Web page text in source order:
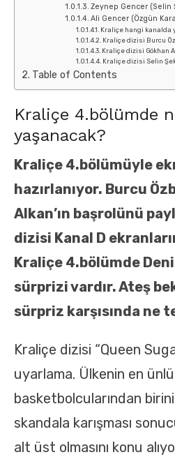
Zeynep Gencer (Selin
Ali Gencer (Özgün
Kraliçe hangi kanalda
Kraliçe dizisi Burcu
Kraliçe dizisi Gökhan
Kraliçe dizisi Selin
Table of Contents
Kraliçe 4.bölümde
yaşanacak?
Kraliçe 4.bölümüyle
hazırlanıyor. Burcu
Alkan’ın başrolünü
dizisi Kanal D
Kraliçe 4.bölümde
sürprizi vardır. Ateş
sürpriz karşısında ne
Kraliçe dizisi “Queen
uyarlama. Ülkenin en ünlü
basketbolcularından
skandala karışması
alt üst olmasını konu